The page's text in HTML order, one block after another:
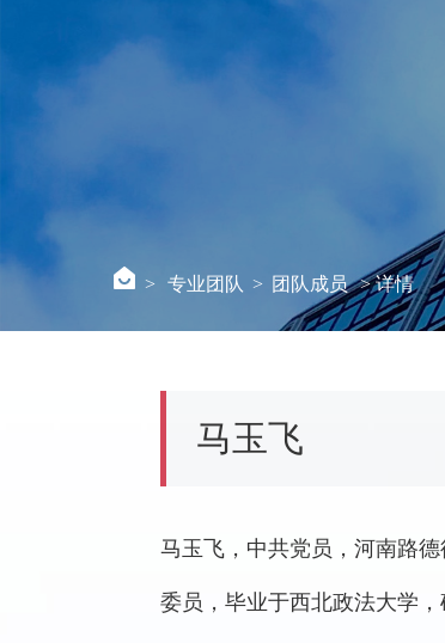
> 专业团队 > 团队成员 > 详情
马玉飞
马玉飞，中共党员，河南路
委员，毕业于西北政法大学